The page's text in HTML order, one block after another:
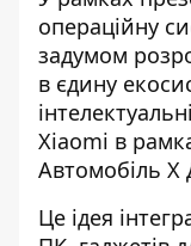
операційну
задумом
в єдину
Xiaomi в
Автомобіль X
Це ідея